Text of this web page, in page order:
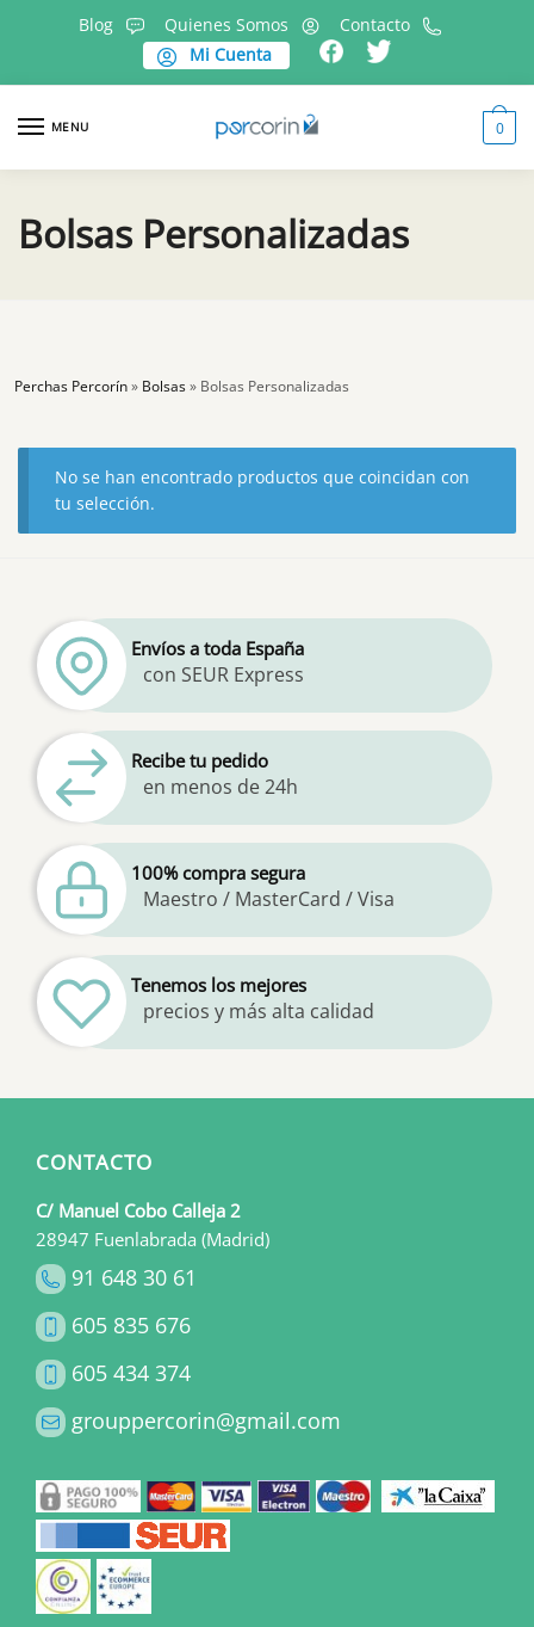
Blog Quienes Somos
Contacto
Mi Cuenta
MENU 0
Bolsas Personalizadas
Perchas Percorín» Bolsas» Bolsas Personalizadas
No se han encontrado productos que coincidan con
tu selección.
Envíos a toda España
con SEUR Express
Recibe tu pedido
en menos de 24h
100% compra segura
Maestro / MasterCard / Visa
Tenemos los mejores
precios y más alta calidad
CONTACTO
C/ Manuel Cobo Calleja 2
28947 Fuenlabrada (Madrid)
91 648 30 61
605 835 676
605 434 374
grouppercorin@gmail.com